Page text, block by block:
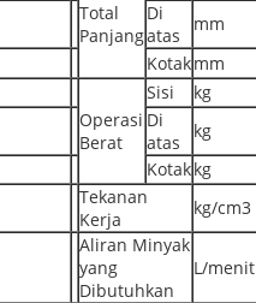
Total
Panjang
Di
atas
mm
Kotakmm
Operasi
Berat
Sisi kg
Di
atas
kg
Kotakkg
Tekanan
Kerja
kg/cm3
Aliran Minyak
yang
Dibutuhkan
L/menit